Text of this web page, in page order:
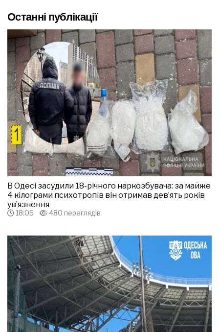
Останні публікації
В Одесі засудили 18-річного наркозбувача: за майже
4 кілограми психотропів він отримав дев’ять років
ув’язнення
18:05 480 переглядів